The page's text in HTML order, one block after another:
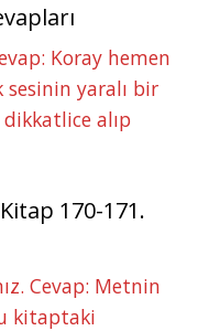
Koray hemen
sesinin yaralı bir
alıp
170-171.
Cevap: Metnin
kitaptaki